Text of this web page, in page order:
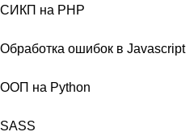
СИКП на PHP
Обработка ошибок в Javascript
ООП на Python
SASS